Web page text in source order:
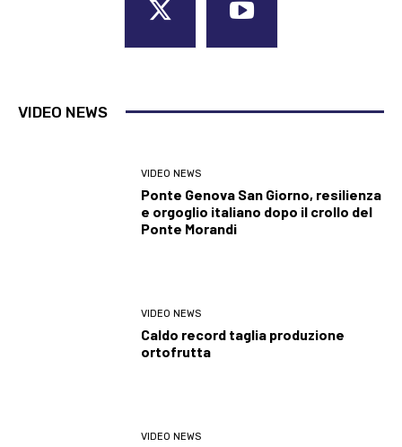
VIDEO NEWS
VIDEO NEWS
Ponte Genova San Giorno, resilienza
e orgoglio italiano dopo il crollo del
Ponte Morandi
VIDEO NEWS
Caldo record taglia produzione
ortofrutta
VIDEO NEWS